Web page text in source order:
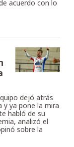
acuerdo con lo
dejó atrás
y ya pone la mira
habló de su
analizó el
sobre la